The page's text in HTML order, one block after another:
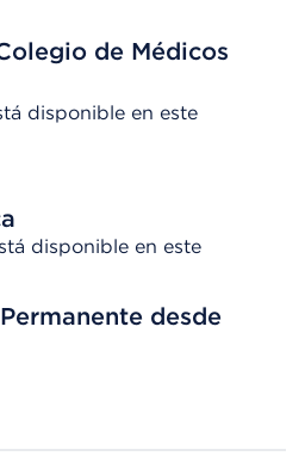
de Médicos
disponible en este
disponible en este
desde